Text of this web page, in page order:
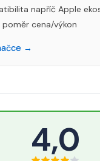
napříč Apple
cena/výkon
→
4,0